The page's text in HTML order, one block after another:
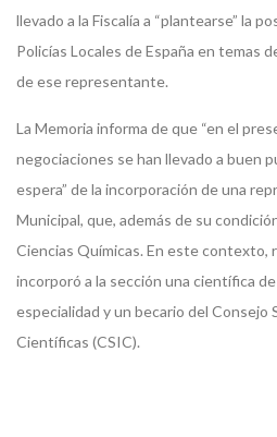
llevado a la Fiscalía a “plantearse” la
Policías Locales de España en temas
de ese representante.
La Memoria informa de que “en el
negociaciones se han llevado a buen
espera” de la incorporación de una
Municipal, que, además de su
Ciencias Químicas. En este contexto,
incorporó a la sección una científica
especialidad y un becario del
Científicas (CSIC).